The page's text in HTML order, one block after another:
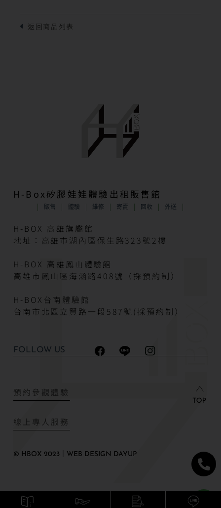
H-Box矽膠娃娃體驗出租販售館
販售 體驗 維修 寄賣 回收 外送
H-BOX 高雄旗艦館
地址：高雄市湖內區保生路323號2樓
H-BOX 高雄鳳山體驗館
高雄市鳳山區海涵路408號（採預約制）
H-BOX台南體驗館
台南市北區立賢路一段587號(採預約制）
FOLLOW US
預約參觀體驗
線上專人服務
© HBOX 2023｜WEB DESIGN DAYUP